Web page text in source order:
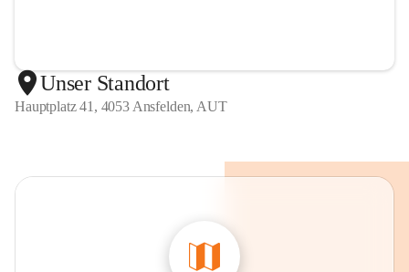
Unser Standort
Hauptplatz 41, 4053 Ansfelden, AUT